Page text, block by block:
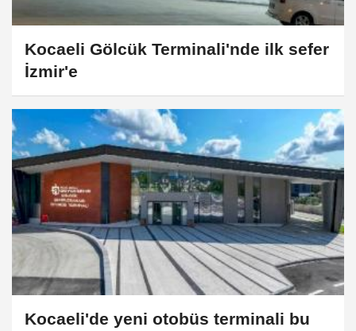
Kocaeli Gölcük Terminali'nde ilk sefer
İzmir'e
Kocaeli'de yeni otobüs terminali bu